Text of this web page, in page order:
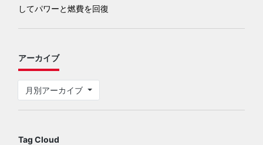
してパワーと燃費を回復
アーカイブ
月別アーカイブ
Tag Cloud